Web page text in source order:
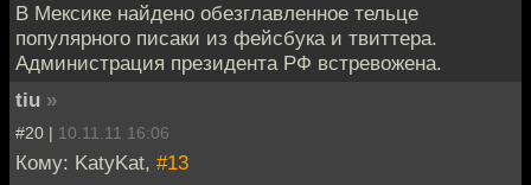
В Мексике найдено обезглавленное тельце
популярного писаки из фейсбука и твиттера.
Администрация президента РФ встревожена.
tiu »
#20 | 10.11.11 16:06
Кому: KatyKat, #13